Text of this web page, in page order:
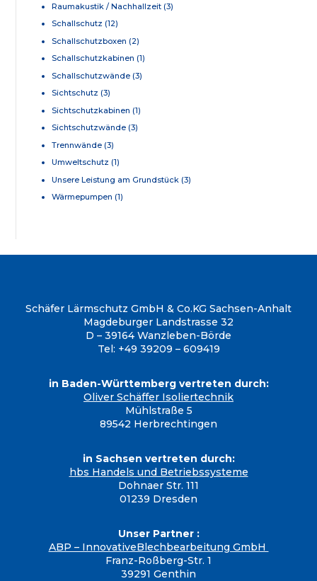
Raumakustik / Nachhallzeit (3)
Schallschutz (12)
Schallschutzboxen (2)
Schallschutzkabinen (1)
Schallschutzwände (3)
Sichtschutz (3)
Sichtschutzkabinen (1)
Sichtschutzwände (3)
Trennwände (3)
Umweltschutz (1)
Unsere Leistung am Grundstück (3)
Wärmepumpen (1)
Schäfer Lärmschutz GmbH & Co.KG Sachsen-Anhalt
Magdeburger Landstrasse 32
D – 39164 Wanzleben-Börde
Tel: +49 39209 – 609419
in Baden-Württemberg vertreten durch:
Oliver Schäffer Isoliertechnik
Mühlstraße 5
89542 Herbrechtingen
in Sachsen vertreten durch:
hbs Handels und Betriebssysteme
Dohnaer Str. 111
01239 Dresden
Unser Partner :
ABP – InnovativeBlechbearbeitung GmbH
Franz-Roßberg-Str. 1
39291 Genthin